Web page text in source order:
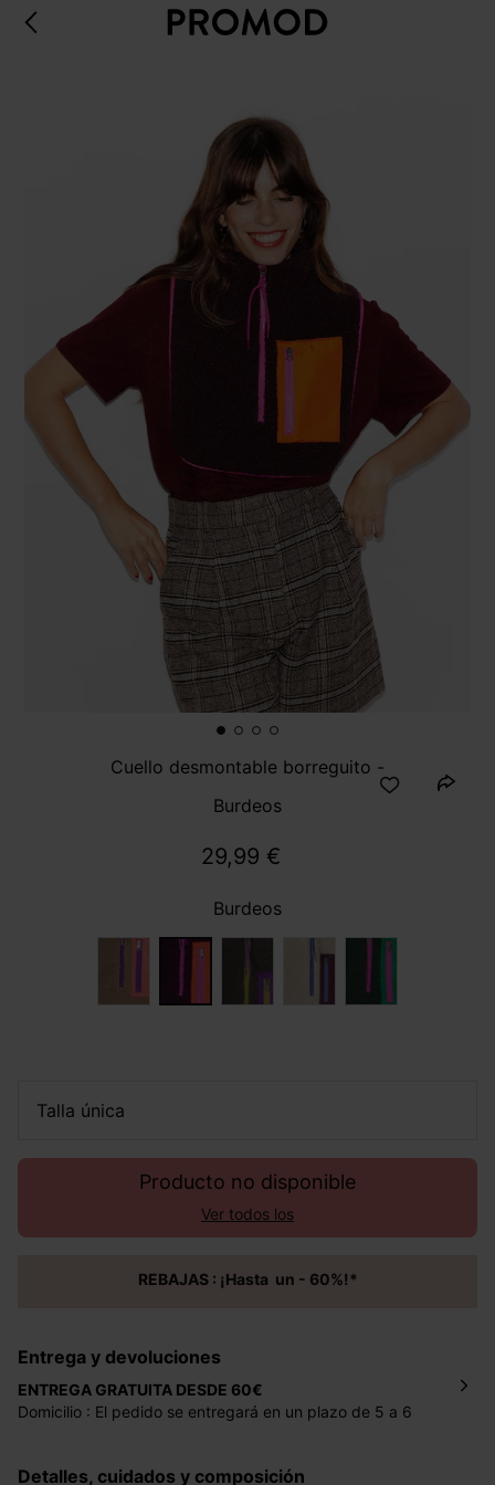
Cuello desmontable borreguito -
Burdeos
29,99 €
Burdeos
talla única
Producto no disponible
Ver todos los
REBAJAS : ¡Hasta un - 60%!*
Entrega y devoluciones
ENTREGA GRATUITA DESDE 60€
Domicilio : El pedido se entregará en un plazo de 5 a 6
Mondial Relay : El pedido se entregará en un plazo de 5
Detalles, cuidados y composición